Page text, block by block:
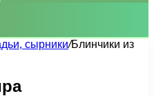
сырники/Блинчики из